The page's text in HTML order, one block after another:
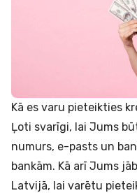
Kā es varu pieteikties
Ļoti svarīgi, lai Jums
numurs, e-pasts un
bankām. Kā arī Jums
Latvijā, lai varētu